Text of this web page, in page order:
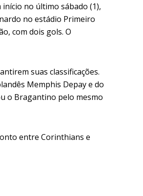
no último sábado (1),
no estádio Primeiro
com dois gols. O
suas classificações.
Memphis Depay e do
o Bragantino pelo mesmo
entre Corinthians e